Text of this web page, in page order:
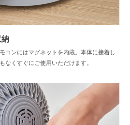
納
コンにはマグネットを内蔵。本体に接着し
なくすぐにご使用いただけます。